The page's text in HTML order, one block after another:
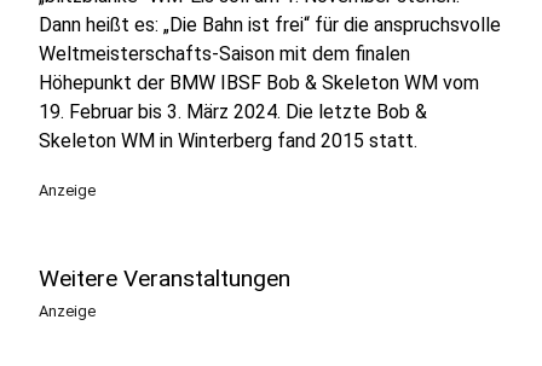
Dann heißt es: „Die Bahn ist frei“ für die anspruchsvolle
Weltmeisterschafts-Saison mit dem finalen
Höhepunkt der BMW IBSF Bob & Skeleton WM vom
19. Februar bis 3. März 2024. Die letzte Bob &
Skeleton WM in Winterberg fand 2015 statt.
Anzeige
Weitere Veranstaltungen
Anzeige